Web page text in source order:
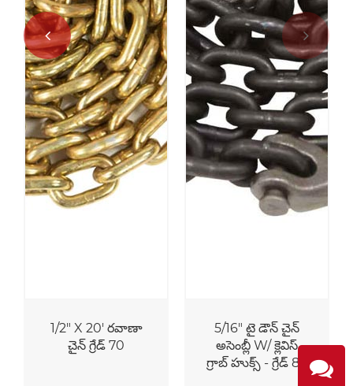
1/2" X 20' రవాణా
చైన్ గ్రేడ్ 70
5/16" టై డౌన్ చైన్
అసెంబ్లీ W/ క్లెవిస్
గ్రాబ్ హుక్స్ - గ్రేడ్ 80